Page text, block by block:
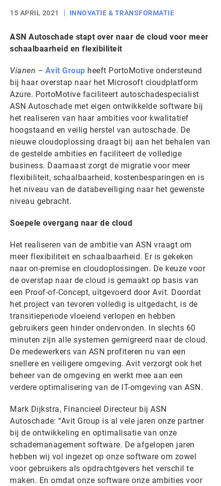
15 APRIL 2021 INNOVATIE & TRANSFORMATIE
ASN Autoschade stapt over naar de cloud voor meer
schaalbaarheid en flexibiliteit
Vianen – Avit Group heeft PortoMotive ondersteund
bij haar overstap naar het Microsoft cloudplatform
Azure. PortoMotive faciliteert autoschadespecialist
ASN Autoschade met eigen ontwikkelde software bij
het realiseren van haar ambities voor kwalitatief
hoogstaand en veilig herstel van autoschade. De
nieuwe cloudoplossing draagt bij aan het behalen van
de gestelde ambities en faciliteert de volledige
business. Daarnaast zorgt de migratie voor meer
flexibiliteit, schaalbaarheid, kostenbesparingen en is
het niveau van de databeveiliging naar het gewenste
niveau gebracht.
Soepele overgang naar de cloud
Het realiseren van de ambitie van ASN vraagt om
meer flexibiliteit en schaalbaarheid. Er is gekeken
naar on-premise en cloudoplossingen. De keuze voor
de overstap naar de cloud is gemaakt op basis van
een Proof-of-Concept, uitgevoerd door Avit. Doordat
het project van tevoren volledig is uitgedacht, is de
transitieperiode vloeiend verlopen en hebben
gebruikers geen hinder ondervonden. In slechts 60
minuten zijn alle systemen gemigreerd naar de cloud.
De medewerkers van ASN profiteren nu van een
snellere en veiligere omgeving. Avit verzorgt ook het
beheer van de omgeving en werkt mee aan een
verdere optimalisering van de IT-omgeving van ASN.
Mark Dijkstra, Financieel Directeur bij ASN
Autoschade: “Avit Group is al vele jaren onze partner
bij de ontwikkeling en optimalisatie van onze
schademanagement software. De afgelopen jaren
hebben wij vol ingezet op onze software om zowel
voor gebruikers als opdrachtgevers het verschil te
maken. En omdat onze software onze ambities voor